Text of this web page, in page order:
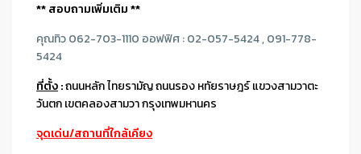
** สอบถามเพิ่มเติม **
คุณทิว 062-703-1110 ออฟฟิศ : 02-057-5424 , 091-778-
5424
ที่ตั้ง:ถนนหลักไทยรามัญถนนรองหทัยราษฎร์แขวงสามวาตะ
วันตก เขตคลองสามวา กรุงเทพมหานคร
จุดเด่น/สถานที่ใกล้เคียง